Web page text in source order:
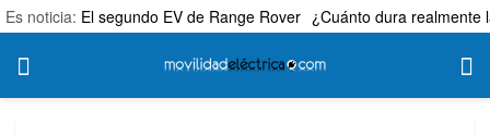
Es noticia: El segundo EV de Range Rover ¿Cuánto dura realmente